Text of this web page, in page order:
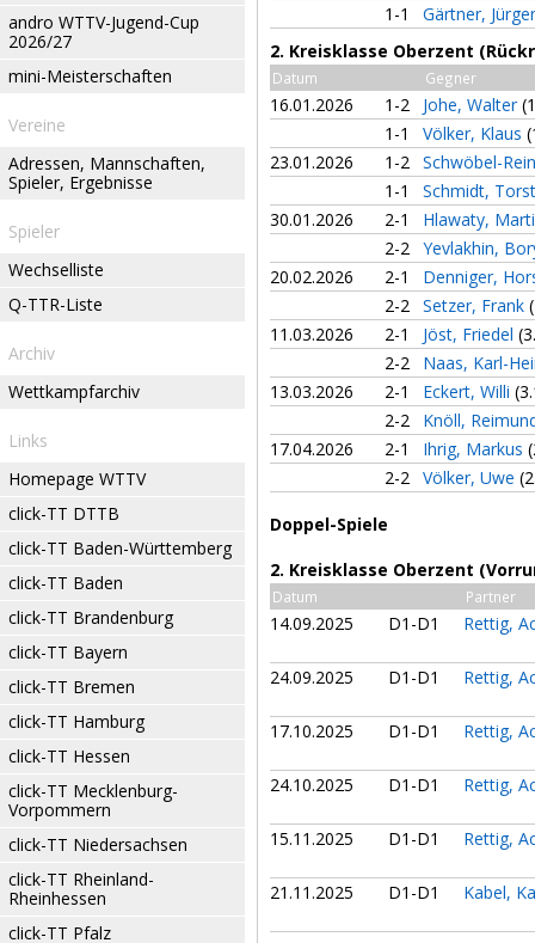
andro WTTV-Jugend-Cup
2026/27
mini-Meisterschaften
Vereine
Adressen, Mannschaften,
Spieler, Ergebnisse
Spieler
Wechselliste
Q-TTR-Liste
Archiv
Wettkampfarchiv
Links
Homepage WTTV
click-TT DTTB
click-TT Baden-Württemberg
click-TT Baden
click-TT Brandenburg
click-TT Bayern
click-TT Bremen
click-TT Hamburg
click-TT Hessen
click-TT Mecklenburg-
Vorpommern
click-TT Niedersachsen
click-TT Rheinland-
Rheinhessen
click-TT Pfalz
1-1
Gärtner,
2. Kreisklasse Oberzent
Datum Gegner
16.01.2026 1-2 Johe, Walter
1-1
Völker, Klaus
23.01.2026
1-2 Schwöbel-
1-1
Schmidt,
30.01.2026
2-1
Hlawaty,
2-2 Yevlakhin,
20.02.2026
2-1
Denniger,
2-2 Setzer, Frank
11.03.2026
2-1 Jöst, Friedel
2-2
Naas, Karl-
13.03.2026
2-1 Eckert, Willi
2-2
Knöll,
17.04.2026
2-1 Ihrig, Markus
2-2 Völker, Uwe
Doppel-Spiele
2. Kreisklasse Oberzent
Datum Partner
14.09.2025 D1-D1 Rettig,
24.09.2025 D1-D1 Rettig,
17.10.2025 D1-D1 Rettig,
24.10.2025 D1-D1 Rettig,
15.11.2025 D1-D1 Rettig,
21.11.2025 D1-D1 Kabel,